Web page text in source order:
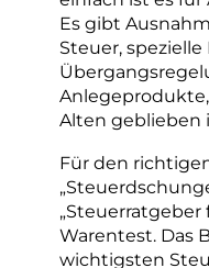
Es gibt
Steuer,
Alten geblieben
Für den
Warentest. Das
wichtigsten